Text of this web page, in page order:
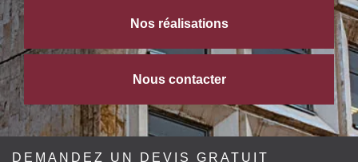
Nos réalisations
Nous contacter
DEMANDEZ UN DEVIS GRATUIT